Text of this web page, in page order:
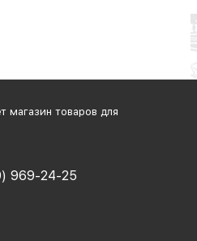
магазин товаров для
969-24-25